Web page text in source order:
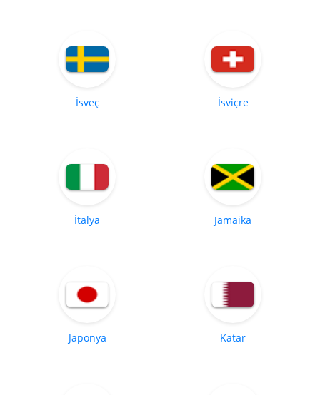
İsveç İsviçre
İtalya Jamaika
Japonya Katar